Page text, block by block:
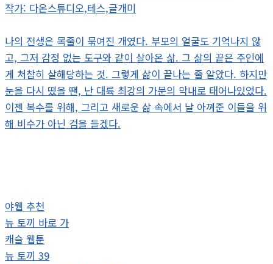
작가: 다온스튜디오,테스,글개미
나의 전생은 목줄이 묶여진 개였다. 부모의 얼굴도 기억나지 않
고, 그저 감정 없는 도구와 같이 살아온 삶. 그 삶의 끝은 주인에
게 처참히 살해당하는 것. 그렇게 삶이 끝나는 줄 알았다. 하지만
눈을 다시 떴을 땐, 난 대륙 최강의 가문의 막내로 태어나있었다.
이젠 복수를 위해, 그리고 새로운 삶 속에서 날 아껴준 이들을 위
해 비수가 아닌 검을 들겠다.
야웹 추천
뉴 토끼 바로 가
캐슬 웹툰
뉴 토끼 39